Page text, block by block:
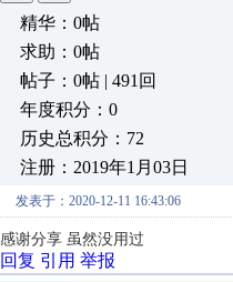
精华：0帖
求助：0帖
帖子：0帖 | 491回
年度积分：0
历史总积分：72
注册：2019年1月03日
发表于：2020-12-11 16:43:06
感谢分享 虽然没用过
回复 引用 举报